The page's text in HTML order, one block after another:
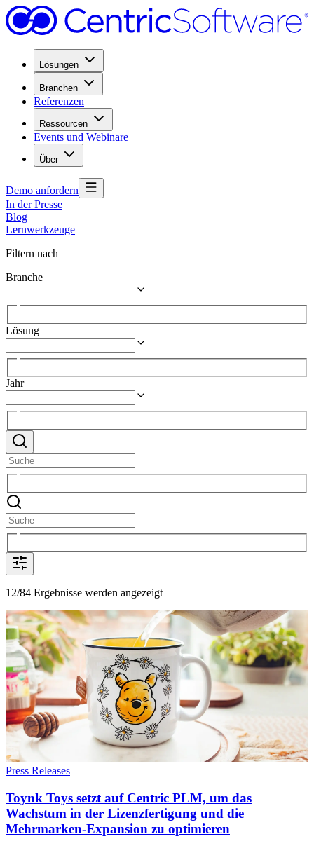
Lösungen
Branchen
Referenzen
Ressourcen
Events und Webinare
Über
Demo anfordern
In der Presse
Blog
Lernwerkzeuge
Filtern nach
Branche
Lösung
Jahr
12/84 Ergebnisse werden angezeigt
Press Releases
Toynk Toys setzt auf Centric PLM, um das
Wachstum in der Lizenzfertigung und die
Mehrmarken-Expansion zu optimieren